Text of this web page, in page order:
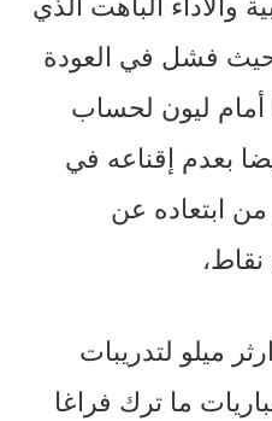
فشل في العودة
أمام ليون لحساب
بعدم إقناعه في
ابتعاده عن
ميلو لتدريبات
ما ترك فراغا